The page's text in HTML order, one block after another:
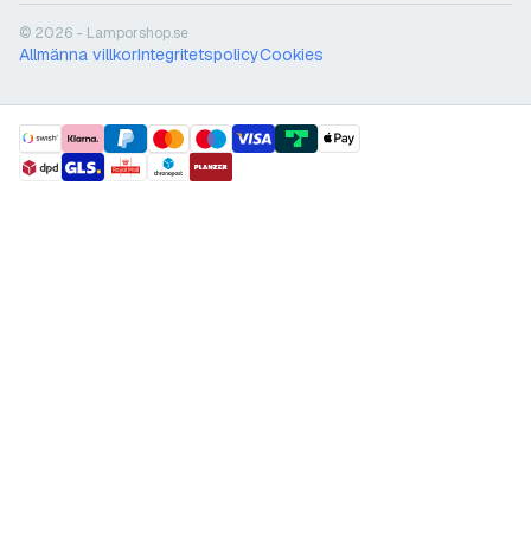
© 2026 - Lamporshop.se
Allmänna villkorIntegritetspolicyCookies
payment methods
shipment methods